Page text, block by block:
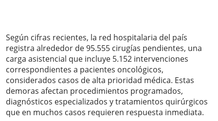
Según cifras recientes, la red hospitalaria del país
registra alrededor de 95.555 cirugías pendientes, una
carga asistencial que incluye 5.152 intervenciones
correspondientes a pacientes oncológicos,
considerados casos de alta prioridad médica. Estas
demoras afectan procedimientos programados,
diagnósticos especializados y tratamientos quirúrgicos
que en muchos casos requieren respuesta inmediata.